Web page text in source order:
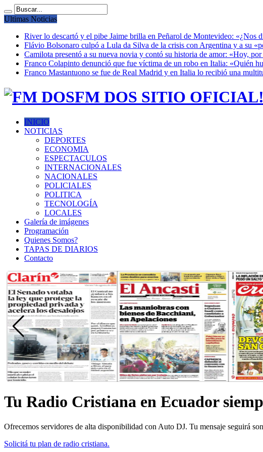
Ultimas Noticias
River lo descartó y el pibe Jaime brilla en Peñarol de Montevideo: «¿Nos
Flávio Bolsonaro culpó a Lula da Silva de la crisis con Argentina y a su
Camilota presentó a su nueva novia y contó su historia de amor: «Hoy,
Franco Colapinto denunció que fue víctima de un robo en Italia: «Quién
Franco Mastantuono se fue de Real Madrid y en Italia lo recibió una
FM DOS SITIO OFICIAL!
INICIO
NOTICIAS
DEPORTES
ECONOMIA
ESPECTACULOS
INTERNACIONALES
NACIONALES
POLICIALES
POLITICA
TECNOLOGÍA
LOCALES
Galería de imágenes
Programación
Quienes Somos?
TAPAS DE DIARIOS
Contacto
Tu Radio Cristiana en Ecuador
Ofrecemos servidores de alta disponibilidad con Auto DJ. Tu mensaje seguirá
Solicitá tu plan de radio cristiana.